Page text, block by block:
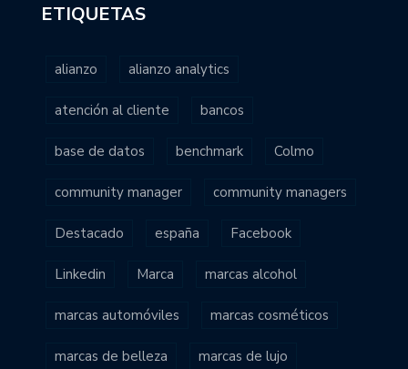
ETIQUETAS
alianzo alianzo analytics
atención al cliente bancos
base de datos benchmark Colmo
community manager community managers
Destacado españa Facebook
Linkedin Marca marcas alcohol
marcas automóviles marcas cosméticos
marcas de belleza marcas de lujo